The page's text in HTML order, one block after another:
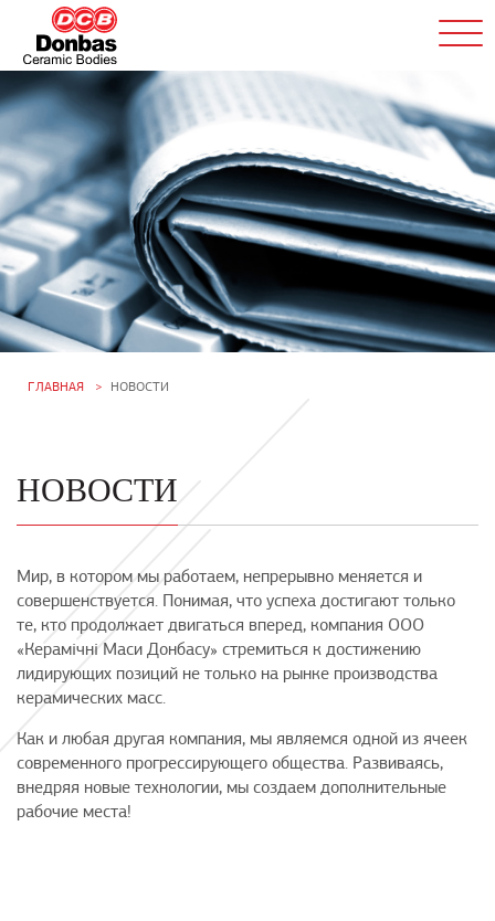
ГЛАВНАЯ НОВОСТИ
НОВОСТИ
Мир, в котором мы работаем, непрерывно меняется и
совершенствуется. Понимая, что успеха достигают только
те, кто продолжает двигаться вперед, компания ООО
«Керамічні Маси Донбасу» стремиться к достижению
лидирующих позиций не только на рынке производства
керамических масс.
Как и любая другая компания, мы являемся одной из ячеек
современного прогрессирующего общества. Развиваясь,
внедряя новые технологии, мы создаем дополнительные
рабочие места!